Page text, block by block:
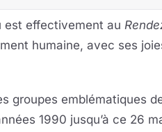
est effectivement au
humaine, avec ses
groupes emblématiques
1990 jusqu’à ce 26